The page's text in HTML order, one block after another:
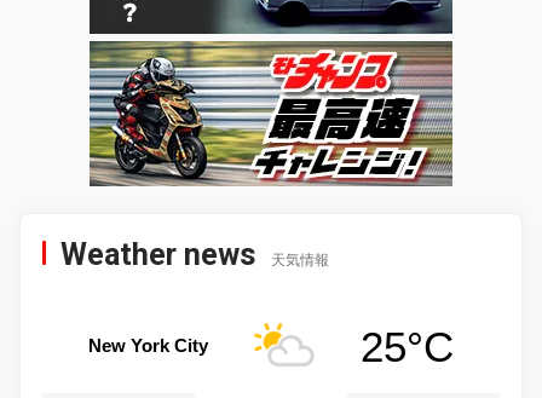
Weather news 天気情報
New York City 25°C